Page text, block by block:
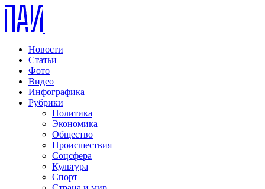
Новости
Статьи
Фото
Видео
Инфографика
Рубрики
Политика
Экономика
Общество
Происшествия
Соцсфера
Культура
Спорт